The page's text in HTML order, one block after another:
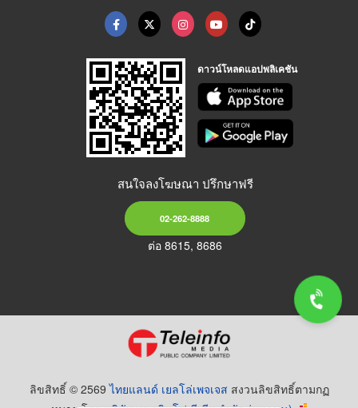
ดาวน์โหลดแอปพลิเคชัน
สนใจลงโฆษณา ปรึกษาฟรี
02-262-8888
ต่อ 8615, 8686
ลิขสิทธิ์ © 2569ไทยแลนด์ เยลโล่เพจเจส สงวนลิขสิทธิ์ตามกฏ